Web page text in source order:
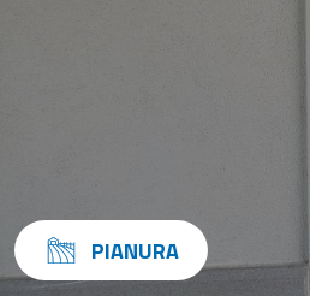
PIANURA